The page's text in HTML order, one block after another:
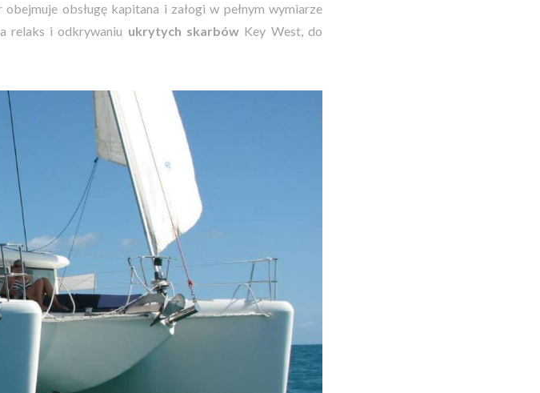
obsługę kapitana i załogi w pełnym wymiarze
relaks i odkrywaniu ukrytych skarbów Key West, do